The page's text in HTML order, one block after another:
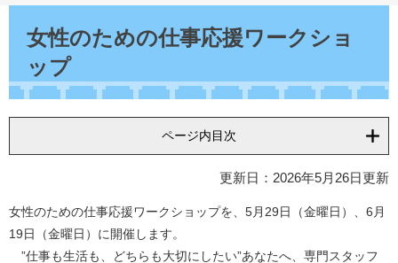
女性のための仕事応援ワークショ
ップ
ページ内目次
更新日：2026年5月26日更新
女性のための仕事応援ワークショップを、5月29日（金曜日）、6月
19日（金曜日）に開催します。
”仕事も生活も、どちらも大切にしたい”あなたへ、専門スタッフ